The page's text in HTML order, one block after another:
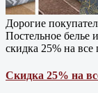
Дорогие
Постельное белье
скидка 25% на все
Скидка 25% на